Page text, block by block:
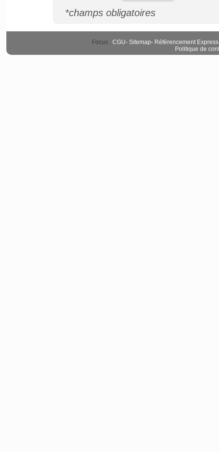
*champs obligatoires
Focus : CGU- Sitemap- Référencement Express
Politique de